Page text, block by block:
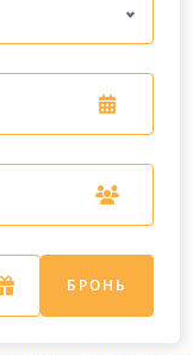
БРОНЬ